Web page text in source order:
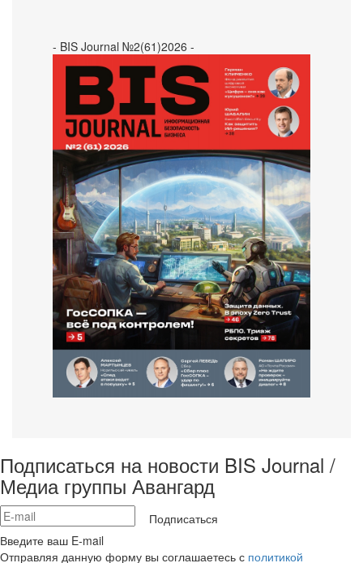
- BIS Journal №2(61)2026 -
Подписаться на новости BIS Journal /
Медиа группы Авангард
Подписаться
Введите ваш E-mail
Отправляя данную форму вы соглашаетесь с политикой